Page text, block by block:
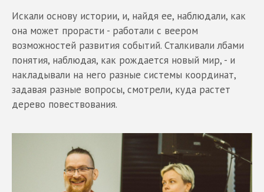
Искали основу истории, и, найдя ее, наблюдали, как
она может прорасти - работали с веером
возможностей развития событий. Сталкивали лбами
понятия, наблюдая, как рождается новый мир, - и
накладывали на него разные системы координат,
задавая разные вопросы, смотрели, куда растет
дерево повествования.